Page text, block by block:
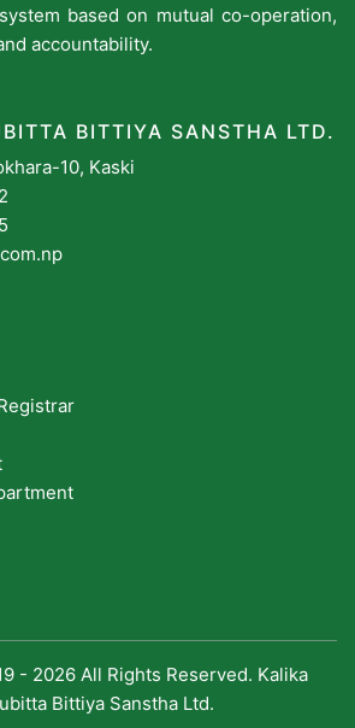
based on mutual co-operation,
accountability.
BITTIYA SANSTHA LTD.
10, Kaski
- 2026 All Rights Reserved. Kalika
Bittiya Sanstha Ltd.